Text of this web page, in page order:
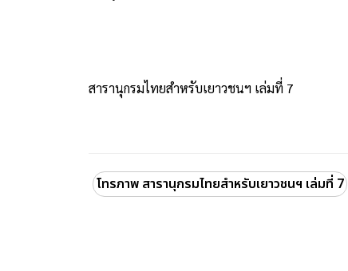
สารานุกรมไทยสำหรับเยาวชนฯ เล่มที่ 7
โทรภาพ สารานุกรมไทยสำหรับเยาวชนฯ เล่มที่ 7